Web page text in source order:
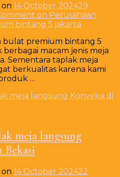
14 October 202429
on Perusahaan
bintang 5 jakarta
bulat premium bintang 5
macam jenis meja
Sementara taplak meja
berkualitas karena kami
…
meja langsung
Bekasi
14 October 202422